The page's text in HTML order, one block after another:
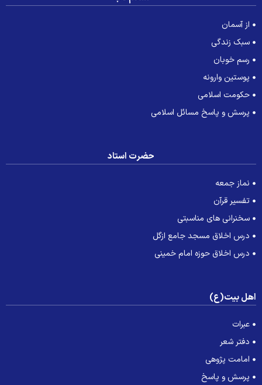
از آسمان
سبک زندگی
رسم خوبان
پوستین وارونه
حکومت اسلامی
پرسش و پاسخ مسائل اسلامی
حضرت استاد
نماز جمعه
تفسیر قرآن
سخنرانی های مناسبتی
درس اخلاق مسجد جامع ازگل
درس اخلاق حوزه امام خمینی
بیت(ع)
عبرات
دفتر شعر
امامت پژوهی
پرسش و پاسخ